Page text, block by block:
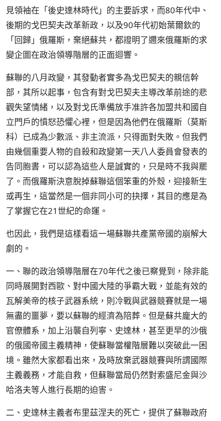
見領袖在「後史達林時代」的主要訴求，而80年代中、
後期的戈巴契夫改革新政，以及90年代初始葉爾欽的
「回歸」俄羅斯，棄絕蘇共，都證明了邇來俄羅斯的求
變企圖在政治領導階層的正面迴響。
蘇聯的八月政變，其發動者實多為戈巴契夫的親信幹
部，其所以起事，包含有對戈巴契夫主導改革前途的悲
觀失望情緒，以及對戈氏準備放手准許各加盟共和國自
立門戶的憤怒恐懼心裡，但是因為他們在俄羅斯（莫斯
科）已成為少數派、非主流派，只得面對失敗。但我們
由幾個重要人物的自殺和政變第一天八人委員會發表的
告同胞書，可以認為這些人是誠實的，只是時不我與罷
了。而俄羅斯決意脫掉蘇聯這個笨重的外殼，迎接新生
或再生，這當然是一個非同小可的抉擇，其目的應是為
了掌握它在21世紀的命運。
也因此，我們是這樣看這一場蘇聯共產黨帝國的崩解大
劇的。
一、聯的政治領導階層在70年代之後已察覺到，除非能
同時展開對西歐、對中國大陸的爭霸大戰，並能有效的
瓦解美帝的核子武器系統，則冷戰與武器競賽就是一場
無盡的噩夢，要以蘇聯的經濟為陪葬。但是蘇共龐大的
官僚體系，加上沿襲自列寧、史達林，甚至更早的沙俄
的俄國帝國主義精神，使蘇聯當權階層難以突破此一困
境。雖然大家都看出來，及時放棄武器競賽與所謂國際
主義義務，才能自救，但蘇聯當局仍然對索盛尼金與沙
哈洛夫等人進行長期的迫害。
二、史達林主義者布里茲涅夫的死亡，提供了蘇聯政府